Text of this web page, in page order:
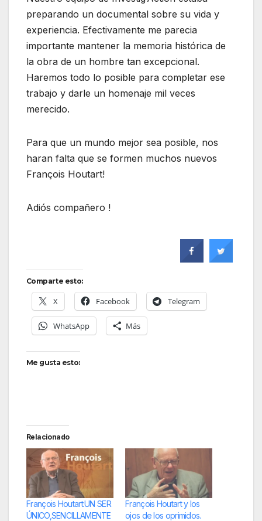
preparando un documental sobre su vida y
experiencia. Efectivamente me parecia
importante mantener la memoria histórica de
la obra de un hombre tan excepcional.
Haremos todo lo posible para completar ese
trabajo y darle un homenaje mil veces
merecido.
Para que un mundo mejor sea posible, nos
haran falta que se formen muchos nuevos
François Houtart!
Adiós compañero !
Comparte esto:
X Facebook Telegram
WhatsApp Más
Me gusta esto:
Relacionado
François Houtart:UN SER
ÚNICO,SENCILLAMENTE
François Houtart y los
ojos de los oprimidos.